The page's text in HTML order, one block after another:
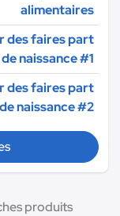
alimentaires
des faires part
de naissance #1
des faires part
de naissance #2
produits